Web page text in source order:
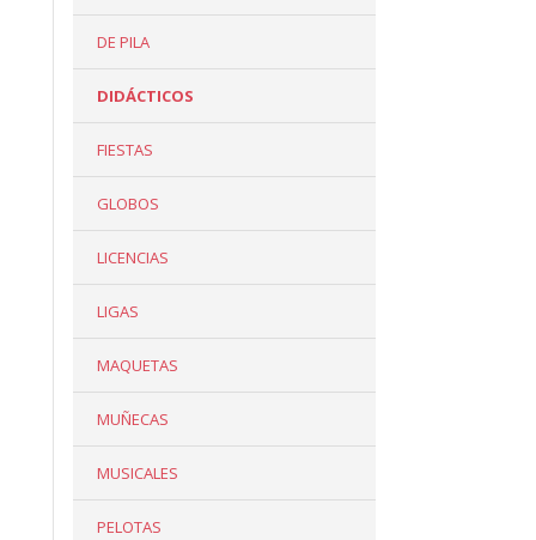
DE PILA
DIDÁCTICOS
FIESTAS
GLOBOS
LICENCIAS
LIGAS
MAQUETAS
MUÑECAS
MUSICALES
PELOTAS